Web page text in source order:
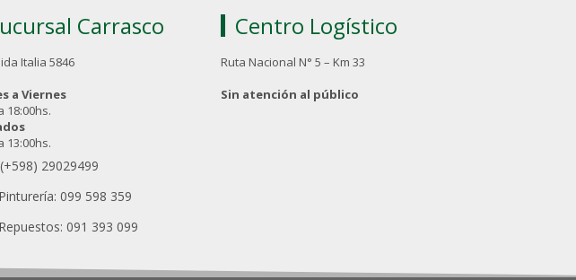
Carrasco
Italia 5846
a Viernes
18:00hs.
13:00hs.
(+598) 29029499
Pinturería: 099 598 359
Repuestos: 091 393 099
Centro Logístico
Ruta Nacional N° 5 – Km 33
Sin atención al público